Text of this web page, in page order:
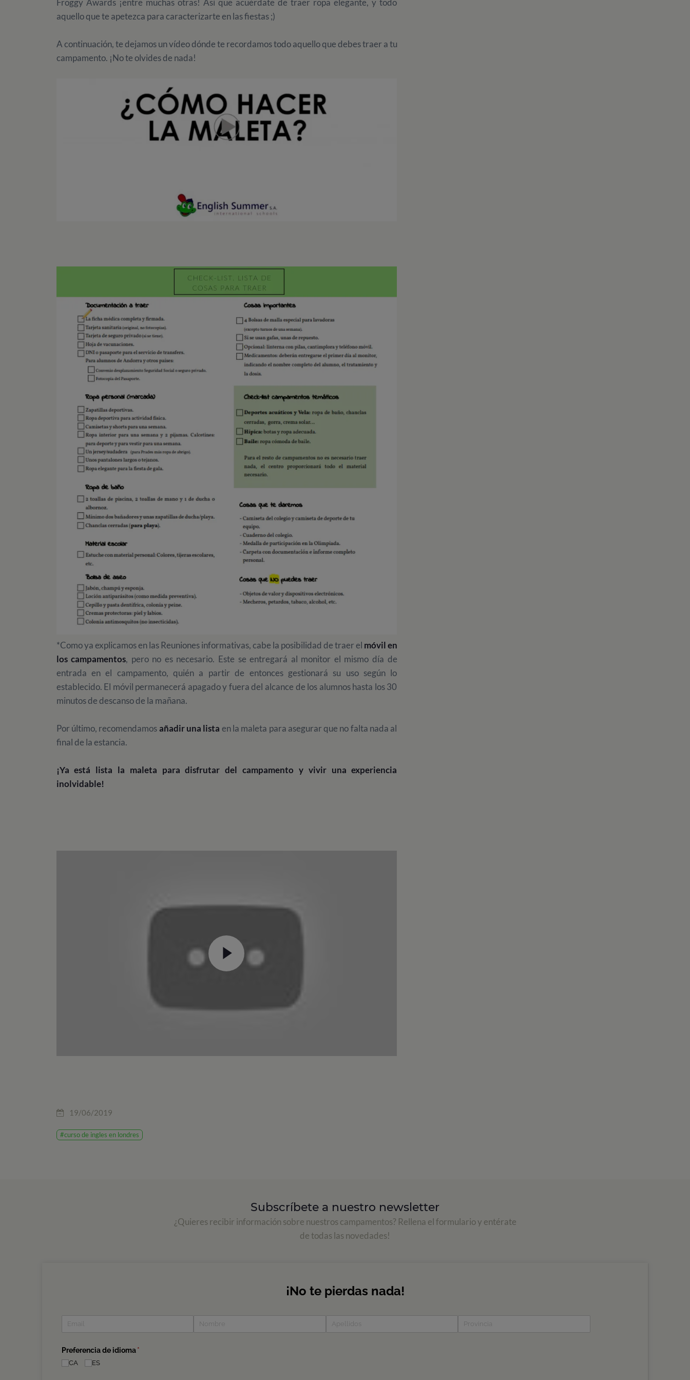
Froggy Awards ¡entre muchas otras! Así que acuérdate de traer ropa elegante, y todo
aquello que te apetezca para caracterizarte en las fiestas ;)
A continuación, te dejamos un vídeo dónde te recordamos todo aquello que debes traer a tu
campamento. ¡No te olvides de nada!
*Como ya explicamos en las Reuniones informativas, cabe la posibilidad de traer el móvil en
los campamentos, pero no es necesario. Este se entregará al monitor el mismo día de
entrada en el campamento, quién a partir de entonces gestionará su uso según lo
establecido. El móvil permanecerá apagado y fuera del alcance de los alumnos hasta los 30
minutos de descanso de la mañana.
Por último, recomendamosañadir una lista en la maleta para asegurar que no falta nada al
final de la estancia.
¡Ya está lista la maleta para disfrutar del campamento y vivir una experiencia
inolvidable!
19/06/2019
#curso de ingles en londres
Subscríbete a nuestro newsletter
¿Quieres recibir información sobre nuestros campamentos? Rellena el formulario y entérate
de todas las novedades!